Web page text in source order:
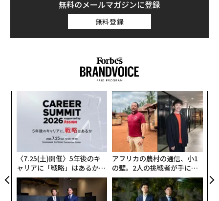
advertisement
アが実現できない低価格を実現し、全米のほとんどの州
に二日以内の配達を行なっている。
現在35歳のフアンは、かつてゲーム会社「Astro Ape」
拠を置くBoxedのCEOとして、同社の驚異的な成長をリ
ードしている。同社はこれまでにDST GlobalやGGV Cap
italなどから総額1億3,300万ドル（約138億円）を調達し
た。2年前の売上高は800万ドルに過ぎなかったが、今年
は1億ドルを突破する見込みで、フォーブスはBoxedを
「次世代のスタートアップ企業」25社リストに選出し
無料のメールマガジンに登録
無料登録
〈7.25(土)開催〉5年後のキ
ャリアに「戦略」はあるか。
トップエグゼクティブのキャ
リアに触れる1日│CAREER S
UMMIT 2026
アフリカの農村の通信、小1
の壁。2人の挑戦者が手にし
た「次なる武器」